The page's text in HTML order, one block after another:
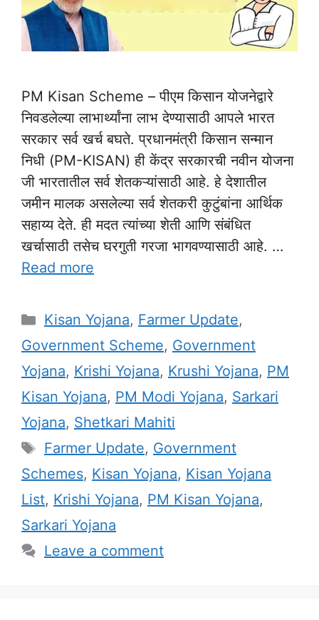
PM Kisan Scheme – पीएम किसान योजनेद्वारे
निवडलेल्या लाभार्थ्यांना लाभ देण्यासाठी आपले भारत
सरकार सर्व खर्च बघते. प्रधानमंत्री किसान सन्मान
निधी (PM-KISAN) ही केंद्र सरकारची नवीन योजना
जी भारतातील सर्व शेतकऱ्यांसाठी आहे. हे देशातील
जमीन मालक असलेल्या सर्व शेतकरी कुटुंबांना आर्थिक
सहाय्य देते. ही मदत त्यांच्या शेती आणि संबंधित
खर्चासाठी तसेच घरगुती गरजा भागवण्यासाठी आहे. …
Read more
Categories
Kisan Yojana, Farmer Update,
Government Scheme, Government
Yojana, Krishi Yojana, Krushi Yojana, PM
Kisan Yojana, PM Modi Yojana, Sarkari
Yojana, Shetkari Mahiti
Tags
Farmer Update, Government
Schemes, Kisan Yojana, Kisan Yojana
List, Krishi Yojana, PM Kisan Yojana,
Sarkari Yojana
Leave a comment